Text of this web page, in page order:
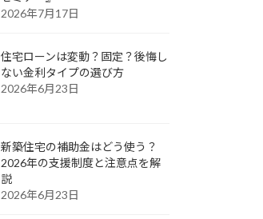
2026年7月17日
住宅ローンは変動？固定？後悔し
ない金利タイプの選び方
2026年6月23日
新築住宅の補助金はどう使う？
2026年の支援制度と注意点を解
説
2026年6月23日